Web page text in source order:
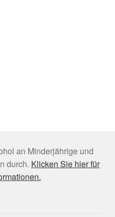
an Minderjährige und
durch. Klicken Sie hier für